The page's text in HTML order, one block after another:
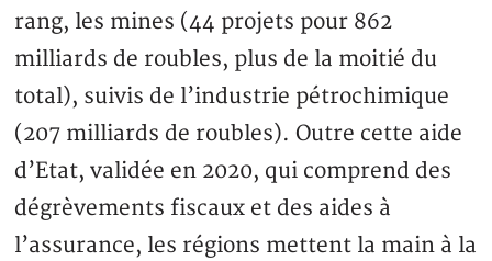
rang, les mines (44 projets pour 862
milliards de roubles, plus de la moitié du
total), suivis de l’industrie pétrochimique
(207 milliards de roubles). Outre cette aide
d’Etat, validée en 2020, qui comprend des
dégrèvements fiscaux et des aides à
l’assurance, les régions mettent la main à la